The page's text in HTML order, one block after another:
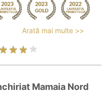
Arată mai multe >>
Mamaia Nord